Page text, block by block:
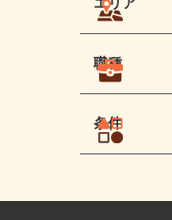
エリア
職種
条件